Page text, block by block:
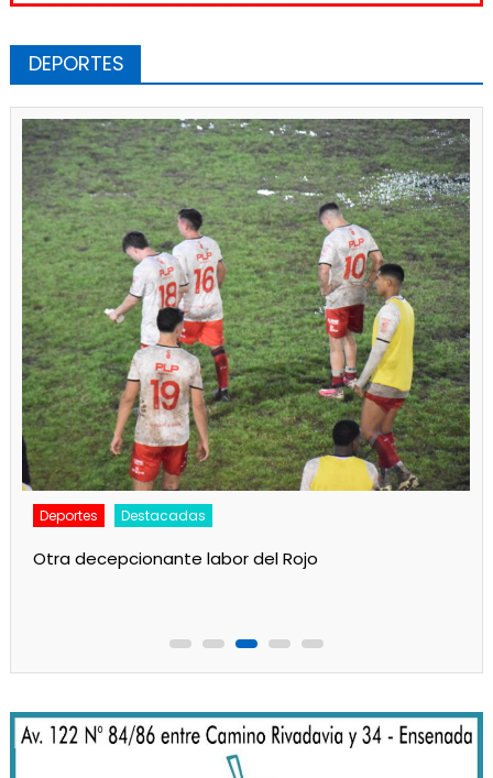
DEPORTES
Deportes Principal
Camba juega esta noche en Ensenada